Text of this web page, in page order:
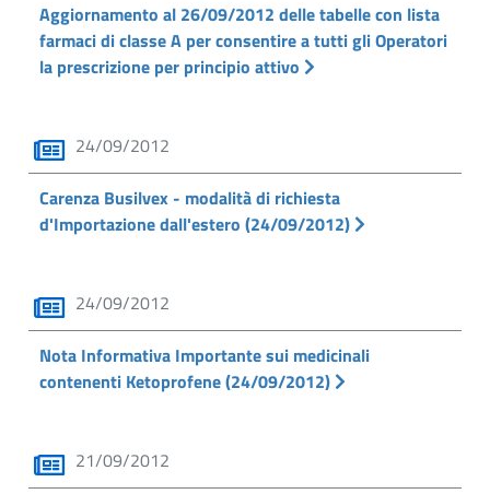
Aggiornamento al 26/09/2012 delle tabelle con lista
farmaci di classe A per consentire a tutti gli Operatori
la prescrizione per principio attivo
24/09/2012
Carenza Busilvex - modalità di richiesta
d'Importazione dall'estero (24/09/2012)
24/09/2012
Nota Informativa Importante sui medicinali
contenenti Ketoprofene (24/09/2012)
21/09/2012